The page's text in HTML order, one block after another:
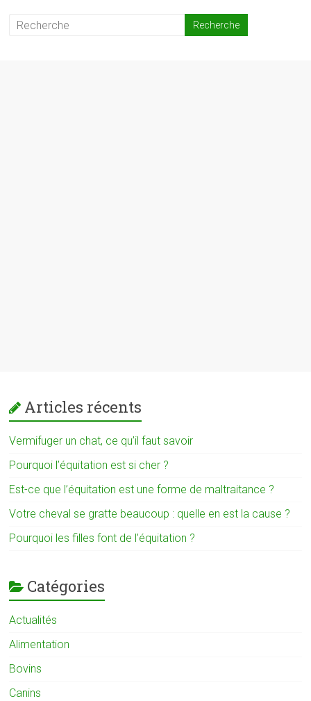
Articles récents
Vermifuger un chat, ce qu’il faut savoir
Pourquoi l’équitation est si cher ?
Est-ce que l’équitation est une forme de maltraitance ?
Votre cheval se gratte beaucoup : quelle en est la cause ?
Pourquoi les filles font de l’équitation ?
Catégories
Actualités
Alimentation
Bovins
Canins